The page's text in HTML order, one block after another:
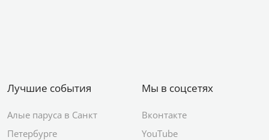
Лучшие события
Алые паруса в Санкт
Петербурге
Мы в соцсетях
Вконтакте
YouTube